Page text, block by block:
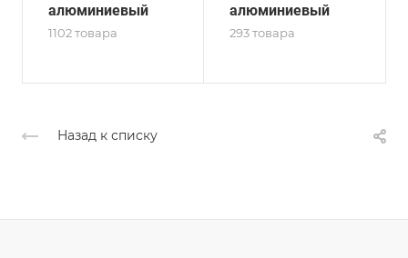
алюминиевый
1102 товара
алюминиевый
293 товара
Назад к списку